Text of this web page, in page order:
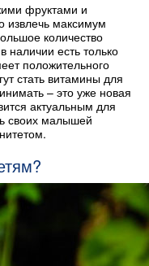
фруктами и
извлечь максимум
количество
наличии есть только
положительного
стать витамины для
– это уже новая
актуальным для
своих малышей